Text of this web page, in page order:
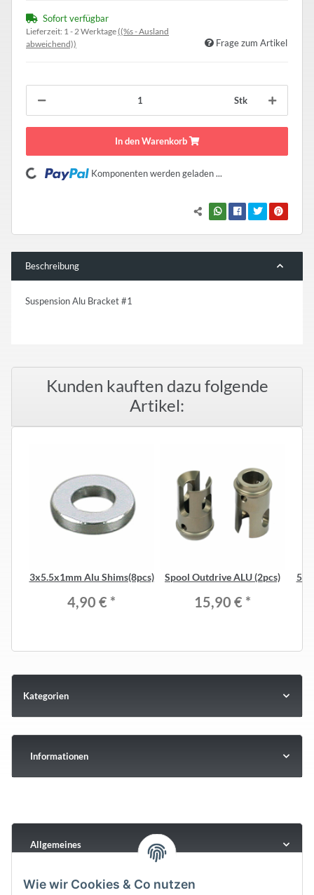
Sofort verfügbar
Lieferzeit: 1 - 2 Werktage((%s - Ausland
abweichend))
Frage zum Artikel
Stk
In den Warenkorb
Loading... Komponenten werden geladen ...
Beschreibung
Suspension Alu Bracket #1
Kunden kauften dazu folgende
Artikel:
3x5.5x1mm Alu Shims(8pcs)
4,90 € *
Spool Outdrive ALU (2pcs)
15,90 € *
Kategorien
Informationen
Allgemeines
Wie wir Cookies & Co nutzen